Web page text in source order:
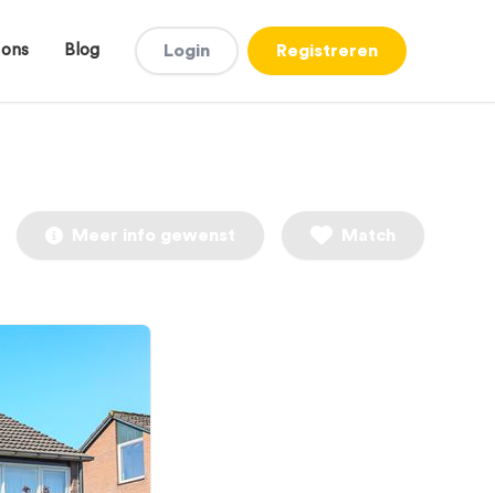
Blog Login Registreren
Meer info gewenst Match